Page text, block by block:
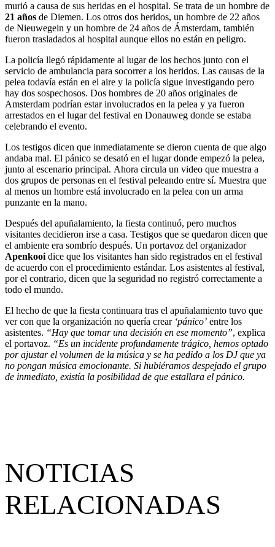
murió a causa de sus heridas en el hospital. Se trata de un hombre de
21 años de Diemen. Los otros dos heridos, un hombre de 22 años
de Nieuwegein y un hombre de 24 años de Ámsterdam, también
fueron trasladados al hospital aunque ellos no están en peligro.
La policía llegó rápidamente al lugar de los hechos junto con el
servicio de ambulancia para socorrer a los heridos. Las causas de la
pelea todavía están en el aire y la policía sigue investigando pero
hay dos sospechosos. Dos hombres de 20 años originales de
Amsterdam podrían estar involucrados en la pelea y ya fueron
arrestados en el lugar del festival en Donauweg donde se estaba
celebrando el evento.
Los testigos dicen que inmediatamente se dieron cuenta de que algo
andaba mal. El pánico se desató en el lugar donde empezó la pelea,
junto al escenario principal. Ahora circula un video que muestra a
dos grupos de personas en el festival peleando entre sí. Muestra que
al menos un hombre está involucrado en la pelea con un arma
punzante en la mano.
Después del apuñalamiento, la fiesta continuó, pero muchos
visitantes decidieron irse a casa. Testigos que se quedaron dicen que
el ambiente era sombrío después. Un portavoz del organizador
Apenkooi dice que los visitantes han sido registrados en el festival
de acuerdo con el procedimiento estándar. Los asistentes al festival,
por el contrario, dicen que la seguridad no registró correctamente a
todo el mundo.
El hecho de que la fiesta continuara tras el apuñalamiento tuvo que
ver con que la organización no quería crear ‘pánico’ entre los
asistentes. “Hay que tomar una decisión en ese momento”, explica
el portavoz. “Es un incidente profundamente trágico, hemos optado
por ajustar el volumen de la música y se ha pedido a los DJ que ya
no pongan música emocionante. Si hubiéramos despejado el grupo
de inmediato, existía la posibilidad de que estallara el pánico.
NOTICIAS
RELACIONADAS